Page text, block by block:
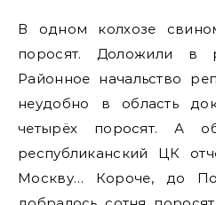
В одном колхозе
поросят. Доложили в
Районное начальство
неудобно в область
четырёх поросят. А
республиканский ЦК
Москву… Короче, до